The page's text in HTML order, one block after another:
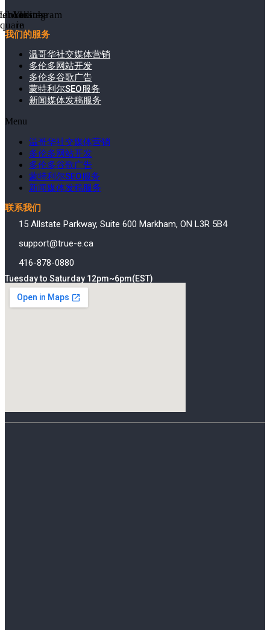
in
Youtube
Instagram
我们的服务
温哥华社交媒体营销
多伦多网站开发
多伦多谷歌广告
蒙特利尔SEO服务
新闻媒体发稿服务
Menu
温哥华社交媒体营销
多伦多网站开发
多伦多谷歌广告
蒙特利尔SEO服务
新闻媒体发稿服务
联系我们
15 Allstate Parkway, Suite 600 Markham, ON L3R 5B4
support@true-e.ca
416-878-0880
Tuesday to Saturday 12pm~6pm(EST)